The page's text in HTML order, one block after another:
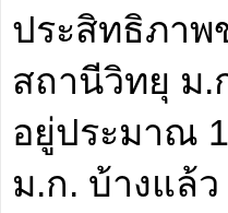
ประสิทธิภาพ
สถานีวิทยุ ม.
อยู่ประมาณ
ม.ก. บ้างแล้